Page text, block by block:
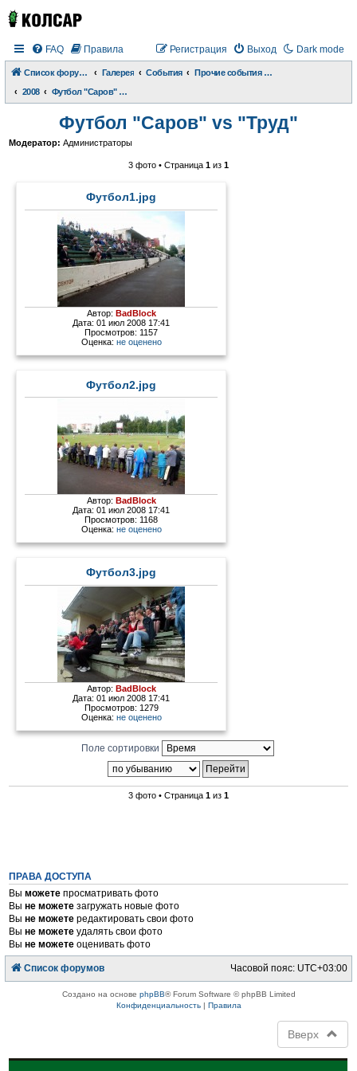
Dark mode
FAQ Правила Выход
Регистрация
Список форумов Галерея События
Прочие события и происшествия
2008
Футбол "Саров" vs "Труд"
Футбол "Саров" vs "Труд"
Модератор: Администраторы
3 фото • Страница 1 из 1
Футбол1.jpg
Автор: BadBlock
Дата: 01 июл 2008 17:41
Просмотров: 1157
Оценка: не оценено
Футбол2.jpg
Автор: BadBlock
Дата: 01 июл 2008 17:41
Просмотров: 1168
Оценка: не оценено
Футбол3.jpg
Автор: BadBlock
Дата: 01 июл 2008 17:41
Просмотров: 1279
Оценка: не оценено
Поле сортировки
3 фото • Страница 1 из 1
ПРАВА ДОСТУПА
Выможете просматривать фото
Выне можете загружать новые фото
Выне можете редактировать свои фото
Выне можете удалять свои фото
Выне можете оценивать фото
Список форумов Часовой пояс: UTC+03:00
Создано на основе phpBB® Forum Software © phpBB Limited
Конфиденциальность| Правила
Вверх